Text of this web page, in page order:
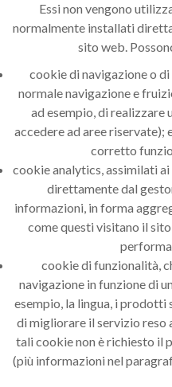
Essi non vengono
normalmente installati
sito web.
cookie di navigazione o
normale navigazione e
ad esempio, di realizzare
accedere ad aree riservate);
corretto
cookie analytics, assimilati
direttamente dal
informazioni, in forma
come questi visitano il
cookie di funzionalità,
navigazione in funzione di
esempio, la lingua, i
di migliorare il servizio reso
tali cookie non è richiesto il
(più informazioni nel